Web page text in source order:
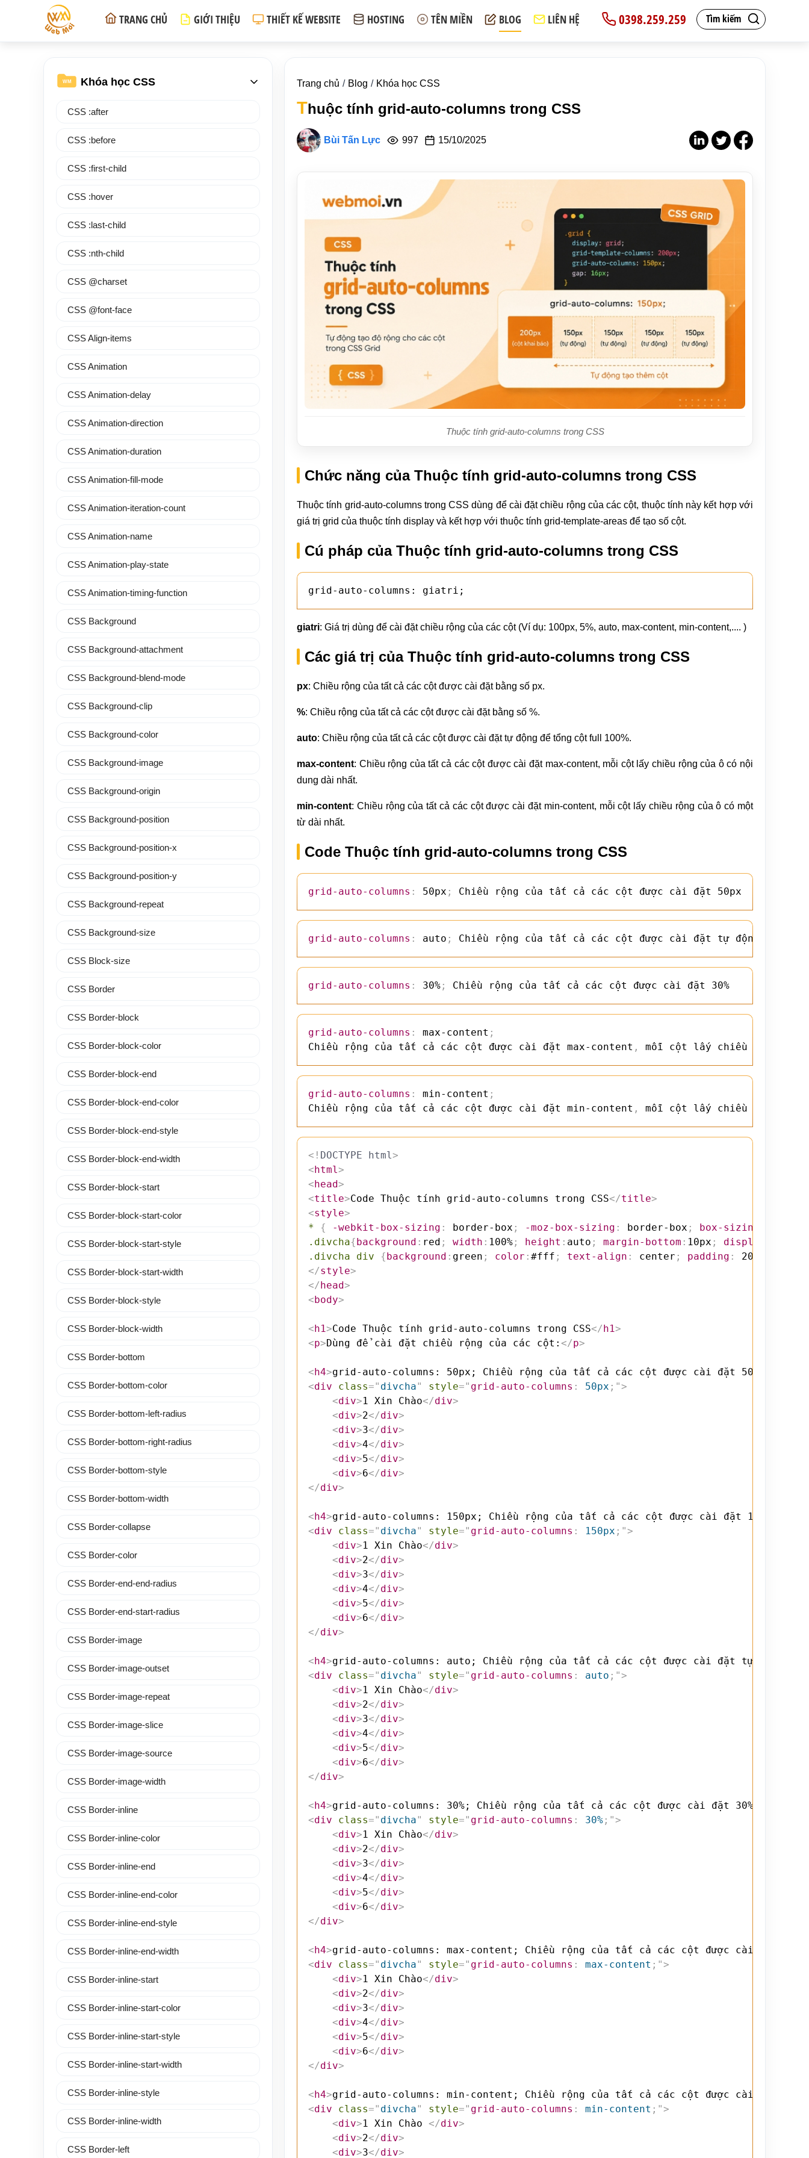
Tìm kiếm
0398.259.259
TRANG CHỦ GIỚI THIỆU THIẾT KẾ WEBSITE HOSTING TÊN MIỀN BLOG LIÊN HỆ
Trang chủ Blog Khóa học CSS
Thuộc tính grid-auto-columns trong CSS
Bùi Tấn Lực 997 15/10/2025
Thuộc tính grid-auto-columns trong CSS
Chức năng của Thuộc tính grid-auto-columns trong CSS
Thuộc tính grid-auto-columns trong CSS dùng để cài đặt chiều rộng của các cột, thuộc tính này kết hợp với
giá trị grid của thuộc tính display và kết hợp với thuộc tính grid-template-areas để tạo số cột.
Cú pháp của Thuộc tính grid-auto-columns trong CSS
grid-auto-columns: giatri;
giatri: Giá trị dùng để cài đặt chiều rộng của các cột (Ví dụ: 100px, 5%, auto, max-content, min-content,.... )
Các giá trị của Thuộc tính grid-auto-columns trong CSS
px: Chiều rộng của tất cả các cột được cài đặt bằng số px.
%: Chiều rộng của tất cả các cột được cài đặt bằng số %.
auto: Chiều rộng của tất cả các cột được cài đặt tự động để tổng cột full 100%.
max-content: Chiều rộng của tất cả các cột được cài đặt max-content, mỗi cột lấy chiều rộng của ô có nội
dung dài nhất.
min-content: Chiều rộng của tất cả các cột được cài đặt min-content, mỗi cột lấy chiều rộng của ô có một
từ dài nhất.
Code Thuộc tính grid-auto-columns trong CSS
grid-auto-columns : 50px ; Chiều rộng của tất cả các cột được cài đặt 50px
grid-auto-columns : auto ; Chiều rộng của tất cả các cột được cài đặt tự động để
grid-auto-columns : 30% ; Chiều rộng của tất cả các cột được cài đặt 30%
grid-auto-columns : max-content ;
Chiều rộng của tất cả các cột được cài đặt max-content , mỗi cột lấy chiều rộng của
grid-auto-columns : min-content ;
Chiều rộng của tất cả các cột được cài đặt min-content , mỗi cột lấy chiều rộng của
<! DOCTYPE html >
<html >
<head>
<title>Code Thuộc tính grid-auto-columns trong CSS</title>
<style>
*
{ -webkit-box-sizing : border-box ; -moz-box-sizing : border-box ; box-sizing
.divcha{background : red ; width : 100% ; height : auto ; margin-bottom : 10px ; display
.divcha div
{background : green ; color : #fff ; text-align : center ; padding : 20px 0
</style>
</head>
<body>
<h1>Code Thuộc tính grid-auto-columns trong CSS</h1>
<p>Dùng để cài đặt chiều rộng của các cột: </p>
<h4>grid-auto-columns: 50px; Chiều rộng của tất cả các cột được cài đặt 50px
<div class=" divcha" style=" grid-auto-columns : 50px ; ">
<div>1 Xin Chào</div>
<div>2</div>
<div>3</div>
<div>4</div>
<div>5</div>
<div>6</div>
</div>
<h4>grid-auto-columns: 150px; Chiều rộng của tất cả các cột được cài đặt 150px
<div class=" divcha" style=" grid-auto-columns : 150px ; ">
<div>1 Xin Chào</div>
<div>2</div>
<div>3</div>
<div>4</div>
<div>5</div>
<div>6</div>
</div>
<h4>grid-auto-columns: auto; Chiều rộng của tất cả các cột được cài đặt tự động để
<div class=" divcha" style=" grid-auto-columns : auto ; ">
<div>1 Xin Chào</div>
<div>2</div>
<div>3</div>
<div>4</div>
<div>5</div>
<div>6</div>
</div>
<h4>grid-auto-columns: 30%; Chiều rộng của tất cả các cột được cài đặt 30%
<div class=" divcha" style=" grid-auto-columns : 30% ; ">
<div>1 Xin Chào</div>
<div>2</div>
<div>3</div>
<div>4</div>
<div>5</div>
<div>6</div>
</div>
<h4>grid-auto-columns: max-content; Chiều rộng của tất cả các cột được cài đặt
<div class=" divcha" style=" grid-auto-columns : max-content ; ">
<div>1 Xin Chào</div>
<div>2</div>
<div>3</div>
<div>4</div>
<div>5</div>
<div>6</div>
</div>
<h4>grid-auto-columns: min-content; Chiều rộng của tất cả các cột được cài đặt
<div class=" divcha" style=" grid-auto-columns : min-content ; ">
<div>1 Xin Chào </div>
<div>2</div>
<div>3</div>
WM Khóa học CSS
CSS :after
CSS :before
CSS :first-child
CSS :hover
CSS :last-child
CSS :nth-child
CSS @charset
CSS @font-face
CSS Align-items
CSS Animation
CSS Animation-delay
CSS Animation-direction
CSS Animation-duration
CSS Animation-fill-mode
CSS Animation-iteration-count
CSS Animation-name
CSS Animation-play-state
CSS Animation-timing-function
CSS Background
CSS Background-attachment
CSS Background-blend-mode
CSS Background-clip
CSS Background-color
CSS Background-image
CSS Background-origin
CSS Background-position
CSS Background-position-x
CSS Background-position-y
CSS Background-repeat
CSS Background-size
CSS Block-size
CSS Border
CSS Border-block
CSS Border-block-color
CSS Border-block-end
CSS Border-block-end-color
CSS Border-block-end-style
CSS Border-block-end-width
CSS Border-block-start
CSS Border-block-start-color
CSS Border-block-start-style
CSS Border-block-start-width
CSS Border-block-style
CSS Border-block-width
CSS Border-bottom
CSS Border-bottom-color
CSS Border-bottom-left-radius
CSS Border-bottom-right-radius
CSS Border-bottom-style
CSS Border-bottom-width
CSS Border-collapse
CSS Border-color
CSS Border-end-end-radius
CSS Border-end-start-radius
CSS Border-image
CSS Border-image-outset
CSS Border-image-repeat
CSS Border-image-slice
CSS Border-image-source
CSS Border-image-width
CSS Border-inline
CSS Border-inline-color
CSS Border-inline-end
CSS Border-inline-end-color
CSS Border-inline-end-style
CSS Border-inline-end-width
CSS Border-inline-start
CSS Border-inline-start-color
CSS Border-inline-start-style
CSS Border-inline-start-width
CSS Border-inline-style
CSS Border-inline-width
CSS Border-left